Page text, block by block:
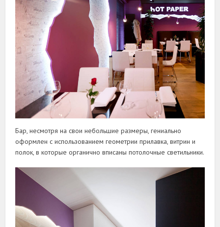
Бар, несмотря на свои небольшие размеры, гениально
оформлен с использованием геометрии прилавка, витрин и
полок, в которые органично вписаны потолочные светильники.